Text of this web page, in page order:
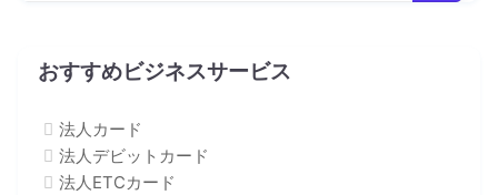
おすすめビジネスサービス
法人カード
法人デビットカード
法人ETCカード